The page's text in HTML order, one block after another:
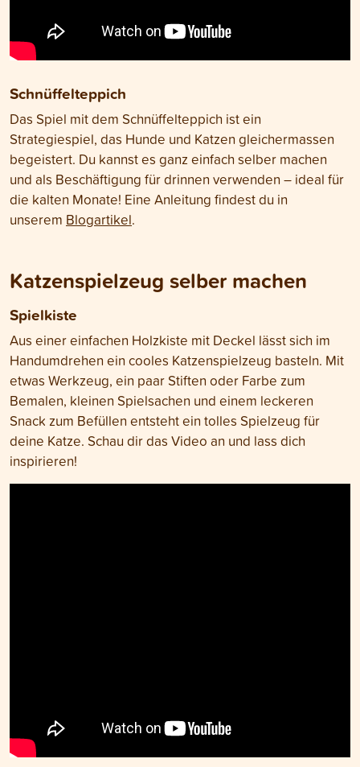
Schnüffelteppich
Das Spiel mit dem Schnüffelteppich ist ein
Strategiespiel, das Hunde und Katzen gleichermassen
begeistert. Du kannst es ganz einfach selber machen
und als Beschäftigung für drinnen verwenden – ideal für
die kalten Monate! Eine Anleitung findest du in
unserem Blogartikel.
Katzenspielzeug selber machen
Spielkiste
Aus einer einfachen Holzkiste mit Deckel lässt sich im
Handumdrehen ein cooles Katzenspielzeug basteln. Mit
etwas Werkzeug, ein paar Stiften oder Farbe zum
Bemalen, kleinen Spielsachen und einem leckeren
Snack zum Befüllen entsteht ein tolles Spielzeug für
deine Katze. Schau dir das Video an und lass dich
inspirieren!